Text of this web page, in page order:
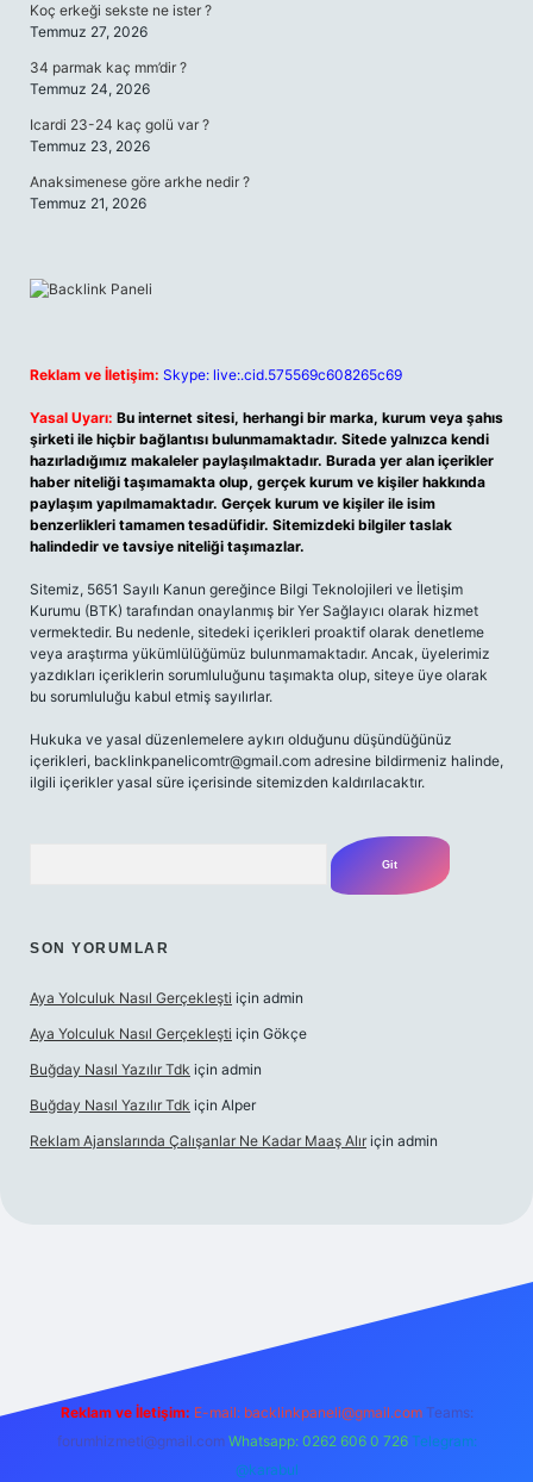
Koç erkeği sekste ne ister ?
Temmuz 27, 2026
34 parmak kaç mm’dir ?
Temmuz 24, 2026
Icardi 23-24 kaç golü var ?
Temmuz 23, 2026
Anaksimenese göre arkhe nedir ?
Temmuz 21, 2026
Reklam ve İletişim: Skype: live:.cid.575569c608265c69
Yasal Uyarı: Bu internet sitesi, herhangi bir marka, kurum veya şahıs
şirketi ile hiçbir bağlantısı bulunmamaktadır. Sitede yalnızca kendi
hazırladığımız makaleler paylaşılmaktadır. Burada yer alan içerikler
haber niteliği taşımamakta olup, gerçek kurum ve kişiler hakkında
paylaşım yapılmamaktadır. Gerçek kurum ve kişiler ile isim
benzerlikleri tamamen tesadüfidir. Sitemizdeki bilgiler taslak
halindedir ve tavsiye niteliği taşımazlar.
Sitemiz, 5651 Sayılı Kanun gereğince Bilgi Teknolojileri ve İletişim
Kurumu (BTK) tarafından onaylanmış bir Yer Sağlayıcı olarak hizmet
vermektedir. Bu nedenle, sitedeki içerikleri proaktif olarak denetleme
veya araştırma yükümlülüğümüz bulunmamaktadır. Ancak, üyelerimiz
yazdıkları içeriklerin sorumluluğunu taşımakta olup, siteye üye olarak
bu sorumluluğu kabul etmiş sayılırlar.
Hukuka ve yasal düzenlemelere aykırı olduğunu düşündüğünüz
içerikleri, backlinkpanelicomtr@gmail.com adresine bildirmeniz halinde,
ilgili içerikler yasal süre içerisinde sitemizden kaldırılacaktır.
SON YORUMLAR
Aya Yolculuk Nasıl Gerçekleşti için admin
Aya Yolculuk Nasıl Gerçekleşti için Gökçe
Buğday Nasıl Yazılır Tdk için admin
Buğday Nasıl Yazılır Tdk için Alper
Reklam Ajanslarında Çalışanlar Ne Kadar Maaş Alır için admin
Reklam ve İletişim: E-mail: backlinkpaneli@gmail.com Teams:
forumhizmeti@gmail.com Whatsapp: 0262 606 0 726 Telegram:
@karabul